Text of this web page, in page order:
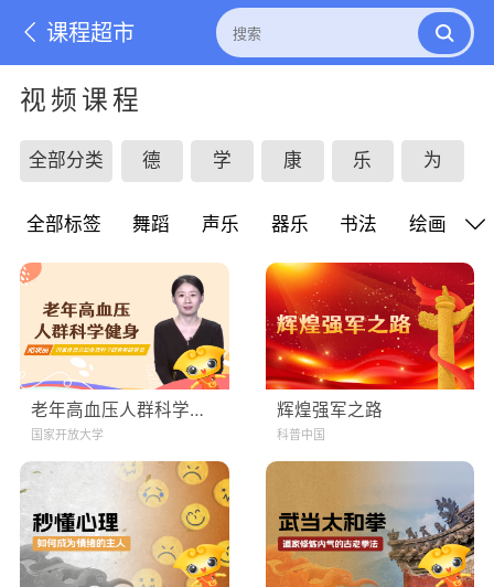
课程超市
视频课程
全部分类 德 学 康 乐 为
全部标签 舞蹈 声乐 器乐 书法 绘画
老年高血压人群科学健身
国家开放大学
辉煌强军之路
科普中国